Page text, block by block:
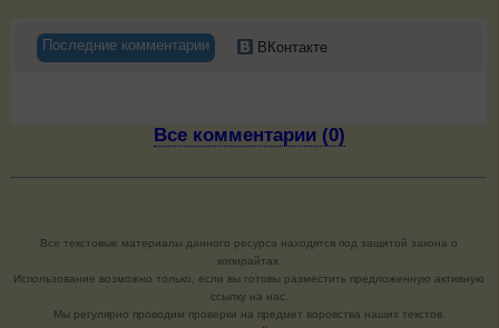
Последние комментарии ВКонтакте
Все комментарии (0)
Все текстовые материалы данного ресурса находятся под защитой закона о
копирайтах.
Использование возможно только, если вы готовы разместить предложенную активную
ссылку на нас.
Мы регулярно проводим проверки на предмет воровства наших текстов.